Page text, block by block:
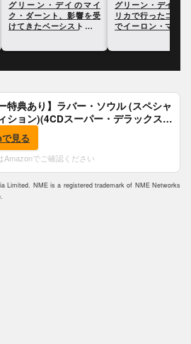
グリーン・デイのマイ
ク・ダーント、影響を受
けてきたベーシストにつ
グリーン・デイ、
リカで行ったコン
でイーロン・マス
特典あり】ラバー・ソウル (スペシャ
ション)(4CDスーパー・デラックス)
定盤)(SHM-CD)(特典:B2ポスター付)
見る
Amazonでご確認ください
Limited. NME is a registered trademark of NME Networks